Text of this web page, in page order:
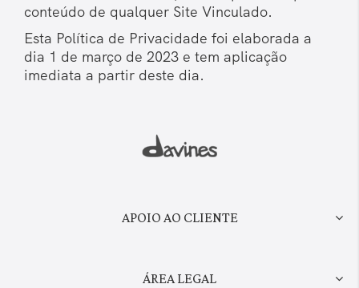
conteúdo de qualquer Site Vinculado.
Esta Política de Privacidade foi elaborada a
dia 1 de março de 2023 e tem aplicação
imediata a partir deste dia.
APOIO AO CLIENTE
ÁREA LEGAL